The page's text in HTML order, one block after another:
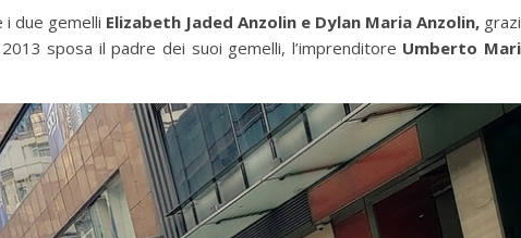
i due gemelli Elizabeth Jaded Anzolin e Dylan Maria Anzolin,
sposa il padre dei suoi gemelli, l’imprenditore Umberto